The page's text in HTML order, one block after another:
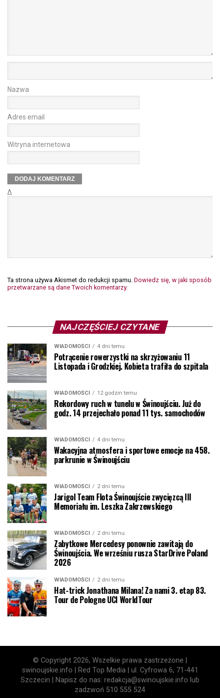
Nazwa
Adres email
Witryna internetowa
Δ
Ta strona używa Akismet do redukcji spamu. Dowiedz się, w jaki sposób
przetwarzane są dane Twoich komentarzy.
NAJCZĘŚCIEJ CZYTANE
WIADOMOŚCI 4 dni temu
Potrącenie rowerzystki na skrzyżowaniu 11
Listopada i Grodzkiej. Kobieta trafiła do szpitala
WIADOMOŚCI 12 godzin temu
Rekordowy ruch w tunelu w Świnoujściu. Już do
godz. 14 przejechało ponad 11 tys. samochodów
WIADOMOŚCI 4 dni temu
Wakacyjna atmosfera i sportowe emocje na 458.
parkrunie w Świnoujściu
WIADOMOŚCI 2 dni temu
Jarigol Team Flota Świnoujście zwycięzcą III
Memoriału im. Leszka Zakrzewskiego
WIADOMOŚCI 2 dni temu
Zabytkowe Mercedesy ponownie zawitają do
Świnoujścia. We wrześniu rusza StarDrive Poland
2026
WIADOMOŚCI 2 dni temu
Hat-trick Jonathana Milana! Za nami 3. etap 83.
Tour de Pologne UCI WorldTour
© Copyright 2026, Wszelkie prawa zastrzeżone |
swinoujskie.info | Red Top Media | ul. Cyfrowa 6, 71-441
Szczecin | Napisz do nas: redakcja@swinoujskie.info lub
zadzwoń 510 555 524